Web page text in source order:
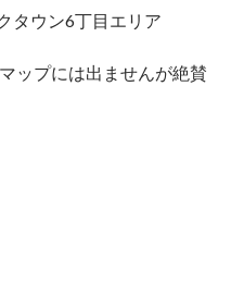
タウン6丁目エリア
ップには出ませんが絶賛